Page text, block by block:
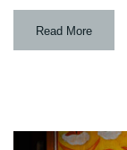
Read More